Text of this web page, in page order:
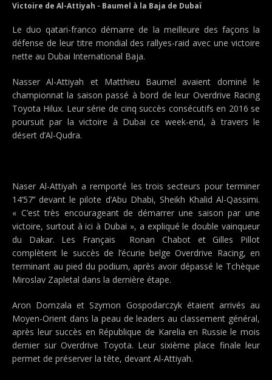
Victoire de Al-Attiyah - Baumel à la Baja de Dubaï
Le duo qatari-franco démarre de la meilleure des façons la
défense de leur titre mondial des rallyes-raid avec une victoire
nette au Dubai International Baja.
Nasser Al-Attiyah et Matthieu Baumel avaient dominé le
championnat la saison passé à bord de leur Overdrive Racing
Toyota Hilux. Leur série de cinq succès consécutifs en 2016 se
poursuit par la victoire à Dubai ce week-end, à travers le
désert d’Al-Qudra.
Naser Al-Attiyah a remporté les trois secteurs pour terminer
14’57’’ devant le pilote d’Abu Dhabi, Sheikh Khalid Al-Qassimi.
« C’est très encourageant de démarrer une saison par une
victoire, surtout à ici à Dubai », a expliqué le double vainqueur
du Dakar. Les Français Ronan Chabot et Gilles Pillot
complètent le succès de l’écurie belge Overdrive Racing, en
terminant au pied du podium, après avoir dépassé le Tchèque
Miroslav Zapletal dans la dernière étape.
Aron Domzala et Szymon Gospodarczyk étaient arrivés au
Moyen-Orient dans la peau de leaders au classement général,
après leur succès en République de Karelia en Russie le mois
dernier sur Overdrive Toyota. Leur sixième place finale leur
permet de préserver la tête, devant Al-Attiyah.